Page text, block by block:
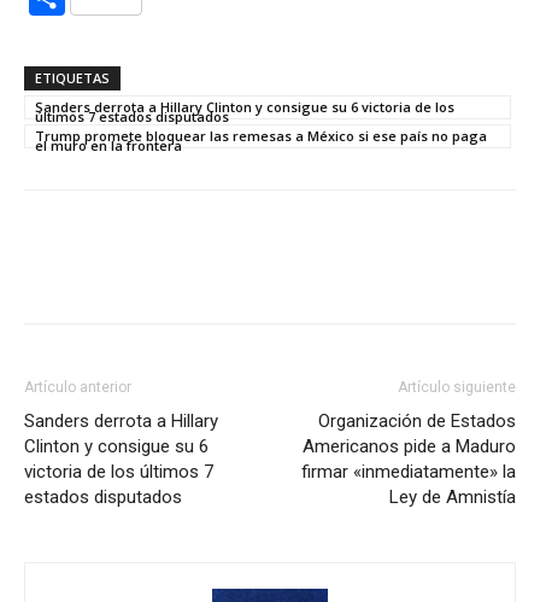
ETIQUETAS
Sanders derrota a Hillary Clinton y consigue su 6 victoria de los
últimos 7 estados disputados
Trump promete bloquear las remesas a México si ese país no paga
el muro en la frontera
Artículo anterior
Sanders derrota a Hillary
Clinton y consigue su 6
victoria de los últimos 7
estados disputados
Artículo siguiente
Organización de Estados
Americanos pide a Maduro
firmar «inmediatamente» la
Ley de Amnistía